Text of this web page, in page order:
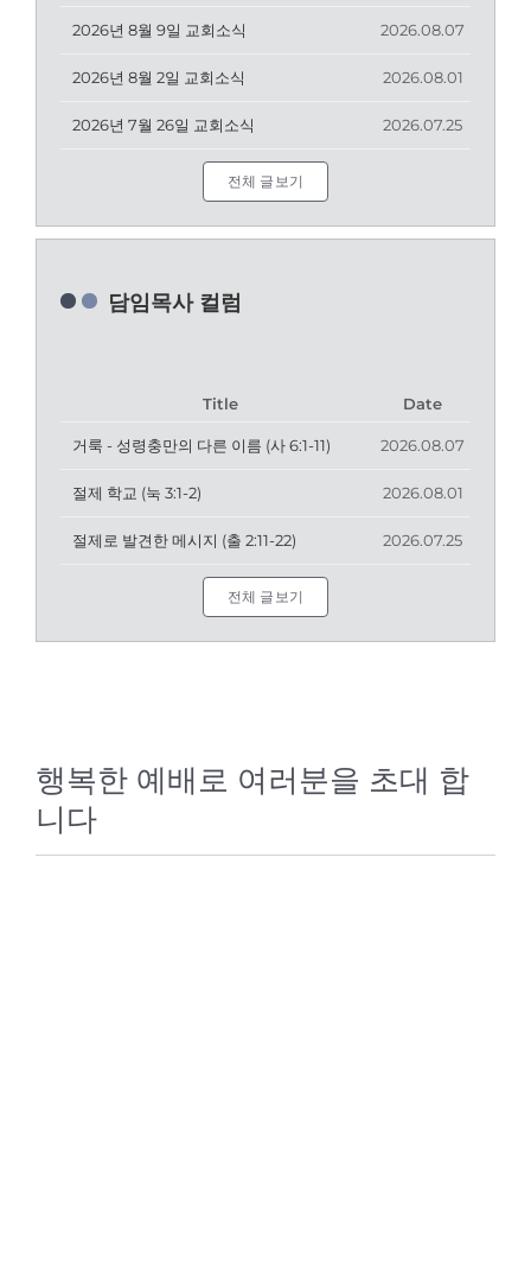
2026년 8월 9일 교회소식 2026.08.07
2026년 8월 2일 교회소식 2026.08.01
2026년 7월 26일 교회소식 2026.07.25
전체 글보기
담임목사 컬럼
Title Date
거룩 - 성령충만의 다른 이름 (사 6:1-11) 2026.08.07
절제 학교 (눅 3:1-2) 2026.08.01
절제로 발견한 메시지 (출 2:11-22) 2026.07.25
전체 글보기
행복한 예배로 여러분을 초대 합
니다